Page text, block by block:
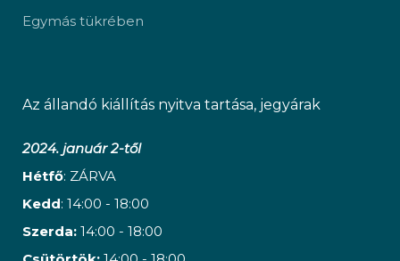
Egymás tükrében
Az állandó kiállítás nyitva tartása, jegyárak
2024. január 2-től
Hétfő: ZÁRVA
Kedd: 14:00 - 18:00
Szerda: 14:00 - 18:00